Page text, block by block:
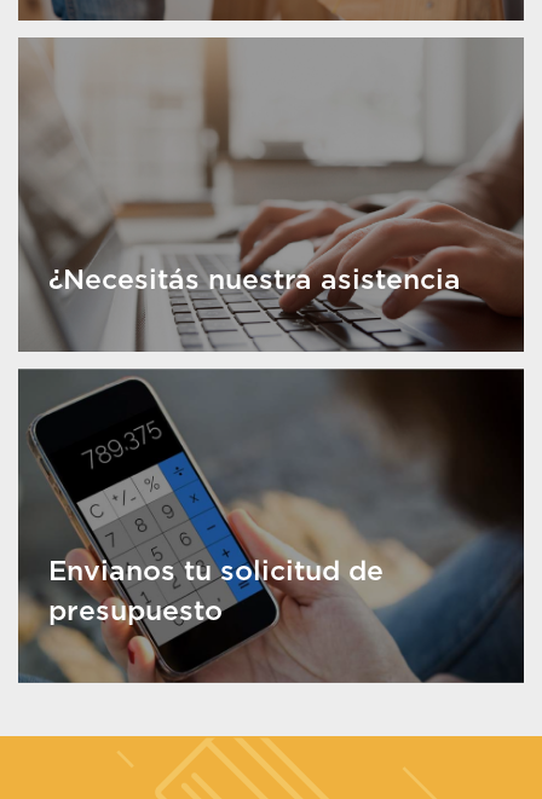
¿Necesitás nuestra asistencia
Envianos tu solicitud de
presupuesto